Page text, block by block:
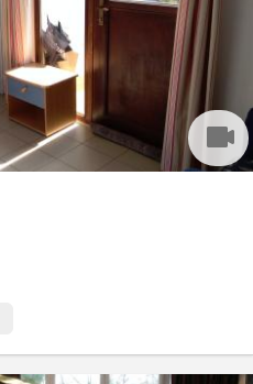
fumeur. Wifi gratuit. Quartier
1325 Corroy-le-Grand. A
: cuisine équipée (4 taques...